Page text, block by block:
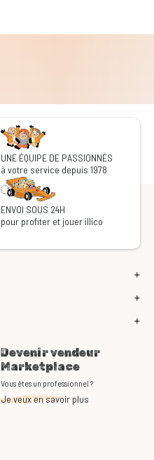
UNE ÉQUIPE DE PASSIONNÉS
à votre service depuis 1978
ENVOI SOUS 24H
pour profiter et jouer illico
Devenir vendeur
Marketplace
Vous êtes un professionnel ?
Je veux en savoir plus